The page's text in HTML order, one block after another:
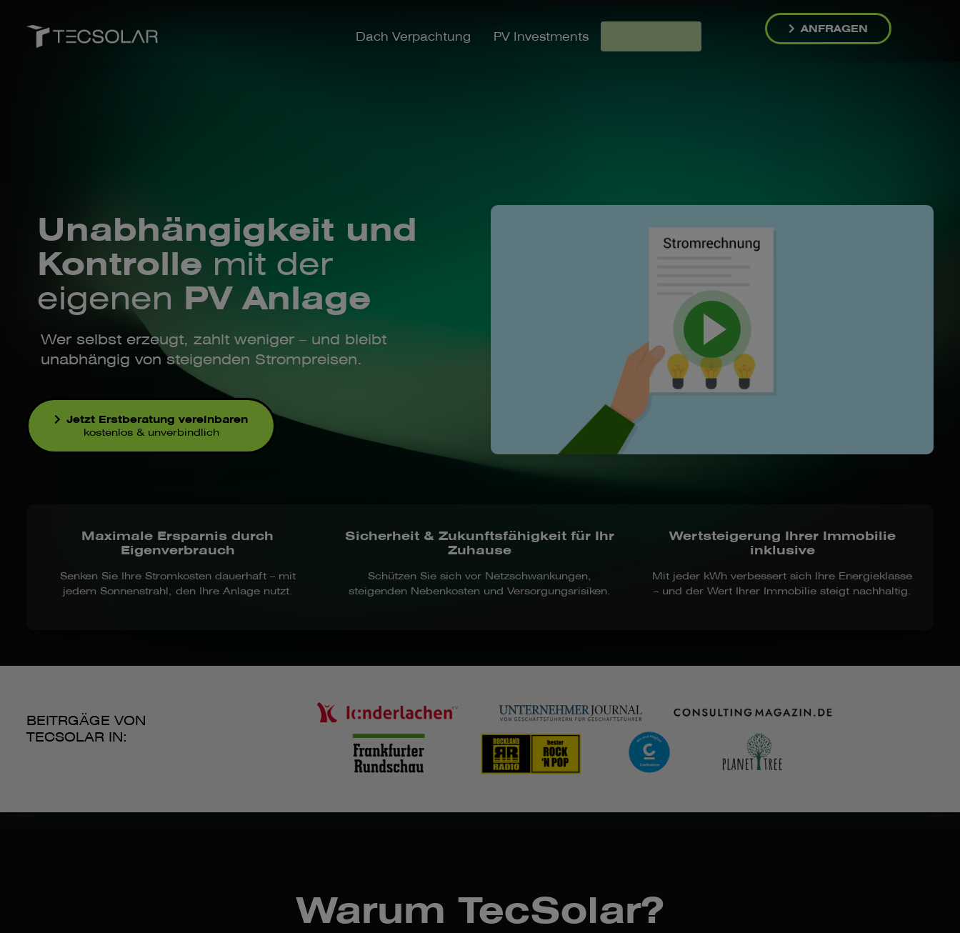
Dach Verpachtung PV Investments
ANFRAGEN
Unabhängigkeit und
Kontrolle mit der
eigenen PV Anlage
Wer selbst erzeugt, zahlt weniger – und bleibt
unabhängig von steigenden Strompreisen.
Jetzt Erstberatung vereinbaren
kostenlos & unverbindlich
Maximale Ersparnis durch
Eigenverbrauch
Senken Sie Ihre Stromkosten dauerhaft – mit
jedem Sonnenstrahl, den Ihre Anlage nutzt.
Sicherheit & Zukunftsfähigkeit für Ihr
Zuhause
Schützen Sie sich vor Netzschwankungen,
steigenden Nebenkosten und Versorgungsrisiken.
Wertsteigerung Ihrer Immobilie
inklusive
Mit jeder kWh verbessert sich Ihre Energieklasse
– und der Wert Ihrer Immobilie steigt nachhaltig.
BEITRGÄGE VON
TECSOLAR IN:
Warum TecSolar?